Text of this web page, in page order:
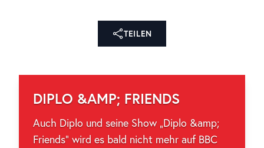
TEILEN
DIPLO &AMP; FRIENDS
Auch Diplo und seine Show „Diplo &amp;
Friends“ wird es bald nicht mehr auf BBC